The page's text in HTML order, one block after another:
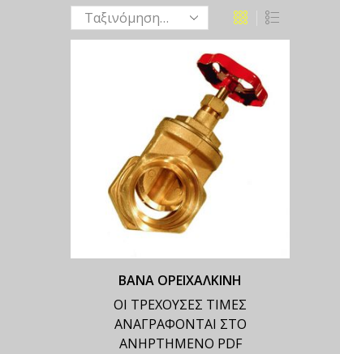
ΒΑΝΑ ΟΡΕΙΧΑΛΚΙΝΗ
ΟΙ ΤΡΕΧΟΥΣΕΣ ΤΙΜΕΣ
ΑΝΑΓΡΑΦΟΝΤΑΙ ΣΤΟ
ΑΝΗΡΤΗΜΕΝΟ PDF